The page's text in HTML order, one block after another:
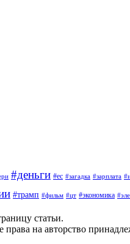
#деньги #ес #загадка #зарплата
#трамп #фильм #цт #экономика
статьи.
на авторство